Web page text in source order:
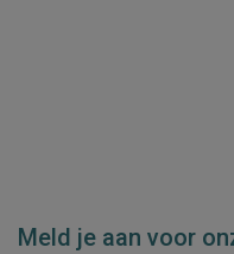
Meld je aan voor